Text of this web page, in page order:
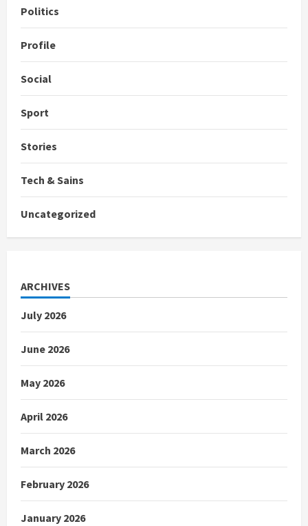
Politics
Profile
Social
Sport
Stories
Tech & Sains
Uncategorized
ARCHIVES
July 2026
June 2026
May 2026
April 2026
March 2026
February 2026
January 2026